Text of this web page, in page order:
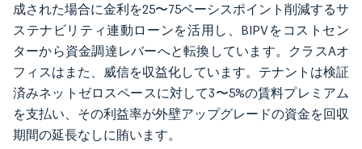
成された場合に金利を25〜75ベーシスポイント削減するサ
ステナビリティ連動ローンを活用し、BIPVをコストセン
ターから資金調達レバーへと転換しています。クラスAオ
フィスはまた、威信を収益化しています。テナントは検証
済みネットゼロスペースに対して3〜5%の賃料プレミアム
を支払い、その利益率が外壁アップグレードの資金を回収
期間の延長なしに賄います。